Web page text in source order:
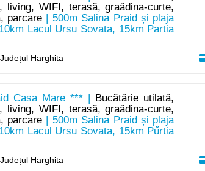
living, WIFI, terasă, graădina-curte,
parcare | 500m Salina Praid și plaja
Lacul Ursu Sovata, 15km Partia
Județul Harghita
Casa Mare *** |
Bucătărie utilată,
living, WIFI, terasă, graădina-curte,
parcare | 500m Salina Praid și plaja
Lacul Ursu Sovata, 15km Pűrtia
Județul Harghita